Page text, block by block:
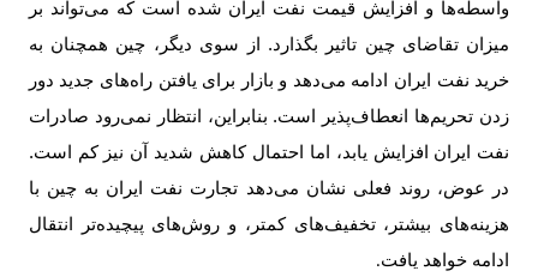
واسطه‌ها و افزایش قیمت نفت ایران شده است که می‌تواند بر
میزان تقاضای چین تاثیر بگذارد. از سوی دیگر، چین همچنان به
خرید نفت ایران ادامه می‌دهد و بازار برای یافتن راه‌های جدید دور
زدن تحریم‌ها انعطاف‌پذیر است. بنابراین، انتظار نمی‌رود صادرات
نفت ایران افزایش یابد، اما احتمال کاهش شدید آن نیز کم است.
در عوض، روند فعلی نشان می‌دهد تجارت نفت ایران به چین با
هزینه‌های بیشتر، تخفیف‌های کمتر، و روش‌های پیچیده‌تر انتقال
ادامه خواهد یافت.